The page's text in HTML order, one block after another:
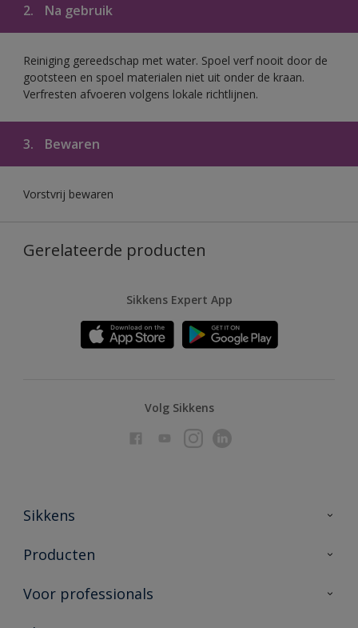
2. Na gebruik
Reiniging gereedschap met water. Spoel verf nooit door de
gootsteen en spoel materialen niet uit onder de kraan.
Verfresten afvoeren volgens lokale richtlijnen.
3. Bewaren
Vorstvrij bewaren
Gerelateerde producten
Sikkens Expert App
Volg Sikkens
Sikkens
Over Sikkens
Duurzaamheid
Producten
Producten voor binnen
Voor professionals